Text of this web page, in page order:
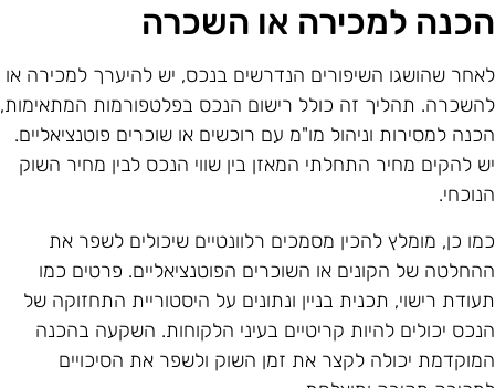
למכירה או השכרה
שהושגו השיפורים הנדרשים בנכס, יש להיערך למכירה או
תהליך זה כולל רישום הנכס בפלטפורמות המתאימות,
למסירות וניהול מו"מ עם רוכשים או שוכרים פוטנציאליים.
להקים מחיר התחלתי המאזן בין שווי הנכס לבין מחיר השוק
כן, מומלץ להכין מסמכים רלוונטיים שיכולים לשפר את
של הקונים או השוכרים הפוטנציאליים. פרטים כמו
רישוי, תכנית בניין ונתונים על היסטוריית התחזוקה של
יכולים להיות קריטיים בעיני הלקוחות. השקעה בהכנה
יכולה לקצר את זמן השוק ולשפר את הסיכויים